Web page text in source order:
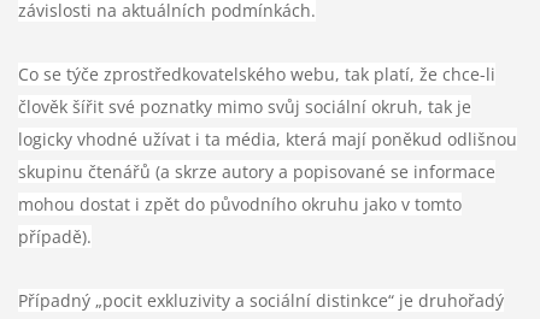
závislosti na aktuálních podmínkách.
Co se týče zprostředkovatelského webu, tak platí, že chce-li
člověk šířit své poznatky mimo svůj sociální okruh, tak je
logicky vhodné užívat i ta média, která mají poněkud odlišnou
skupinu čtenářů (a skrze autory a popisované se informace
mohou dostat i zpět do původního okruhu jako v tomto
případě).
Případný „pocit exkluzivity a sociální distinkce“ je druhořadý